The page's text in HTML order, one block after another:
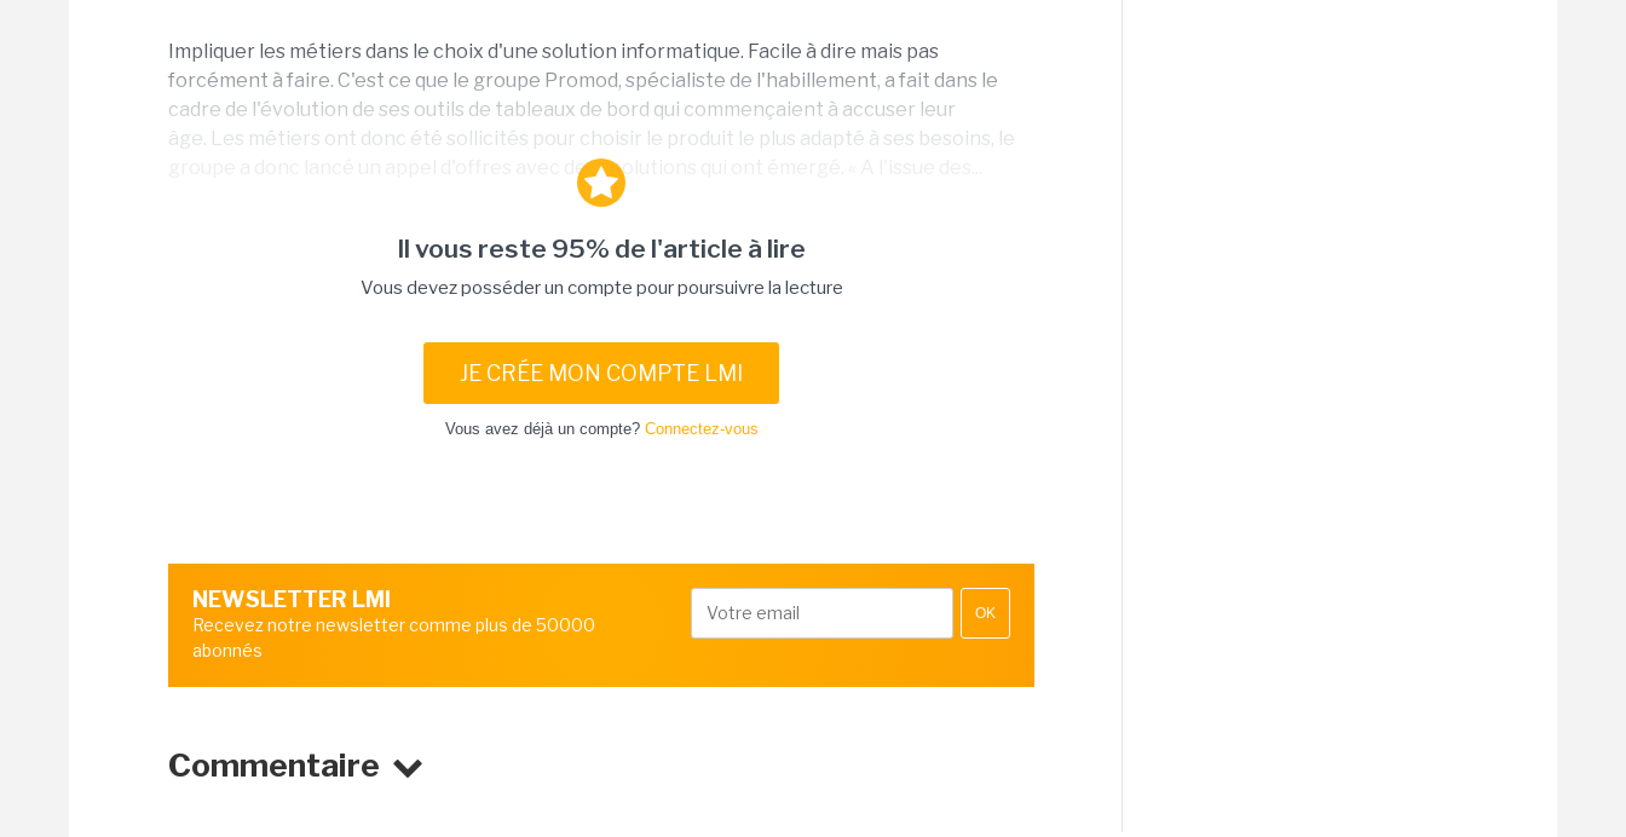
Impliquer les métiers dans le choix d'une solution informatique. Facile à dire mais pas
forcément à faire. C'est ce que le groupe Promod, spécialiste de l'habillement, a fait dans le
cadre de l'évolution de ses outils de tableaux de bord qui commençaient à accuser leur
âge. Les métiers ont donc été sollicités pour choisir le produit le plus adapté à ses besoins, le
groupe a donc lancé un appel d'offres avec deux solutions qui ont émergé. « A l'issue des...
Il vous reste 95% de l'article à lire
Vous devez posséder un compte pour poursuivre la lecture
JE CRÉE MON COMPTE LMI
Vous avez déjà un compte? Connectez-vous
NEWSLETTER LMI
Recevez notre newsletter comme plus de 50000
abonnés
OK
Commentaire